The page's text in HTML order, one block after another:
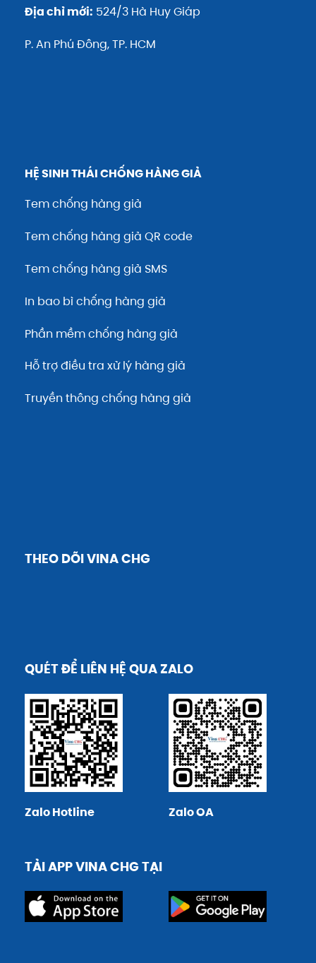
Địa chỉ mới: 524/3 Hà Huy Giáp
P. An Phú Đông, TP. HCM
HỆ SINH THÁI CHỐNG HÀNG GIẢ
Tem chống hàng giả
Tem chống hàng giả QR code
Tem chống hàng giả SMS
In bao bì chống hàng giả
Phần mềm chống hàng giả
Hỗ trợ điều tra xử lý hàng giả
Truyền thông chống hàng giả
THEO DÕI VINA CHG
QUÉT ĐỂ LIÊN HỆ QUA ZALO
Zalo Hotline Zalo OA
TẢI APP VINA CHG TẠI